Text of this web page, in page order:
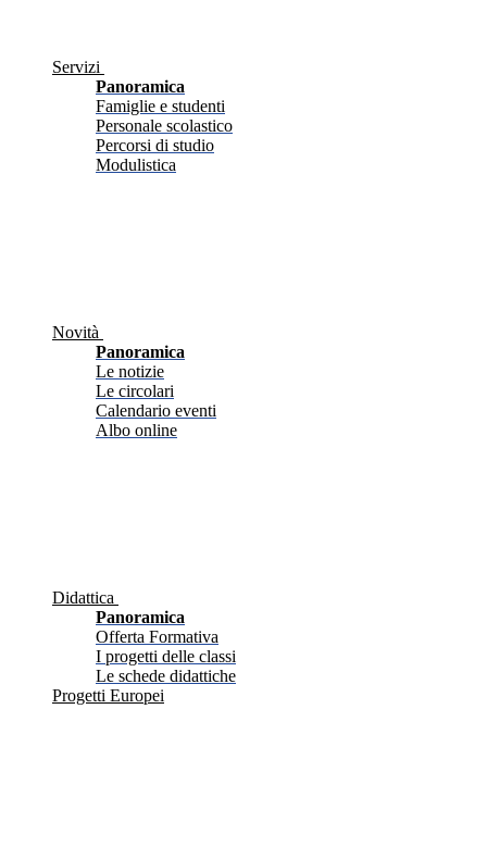
Servizi
Panoramica
Famiglie e studenti
Personale scolastico
Percorsi di studio
Modulistica
Novità
Panoramica
Le notizie
Le circolari
Calendario eventi
Albo online
Didattica
Panoramica
Offerta Formativa
I progetti delle classi
Le schede didattiche
Progetti Europei